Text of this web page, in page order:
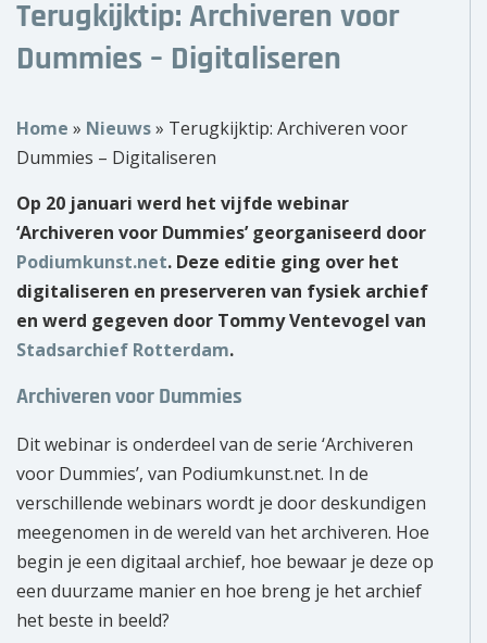
Contact
Terugkijktip: Archiveren voor
Dummies – Digitaliseren
Home » Nieuws» Terugkijktip: Archiveren voor
Dummies – Digitaliseren
Op 20 januari werd het vijfde webinar
‘Archiveren voor Dummies’ georganiseerd door
Podiumkunst.net. Deze editie ging over het
digitaliseren en preserveren van fysiek archief
en werd gegeven door Tommy Ventevogel van
Stadsarchief Rotterdam.
Archiveren voor Dummies
Dit webinar is onderdeel van de serie ‘Archiveren
voor Dummies’, van Podiumkunst.net. In de
verschillende webinars wordt je door deskundigen
meegenomen in de wereld van het archiveren. Hoe
begin je een digitaal archief, hoe bewaar je deze op
een duurzame manier en hoe breng je het archief
het beste in beeld?